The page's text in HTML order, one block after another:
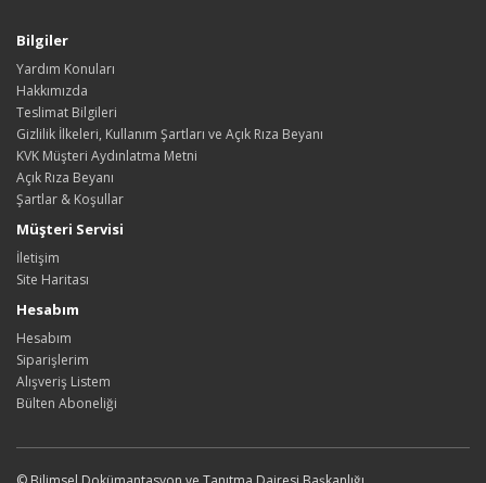
Bilgiler
Yardım Konuları
Hakkımızda
Teslimat Bilgileri
Gizlilik İlkeleri, Kullanım Şartları ve Açık Rıza Beyanı
KVK Müşteri Aydınlatma Metni
Açık Rıza Beyanı
Şartlar & Koşullar
Müşteri Servisi
İletişim
Site Haritası
Hesabım
Hesabım
Siparişlerim
Alışveriş Listem
Bülten Aboneliği